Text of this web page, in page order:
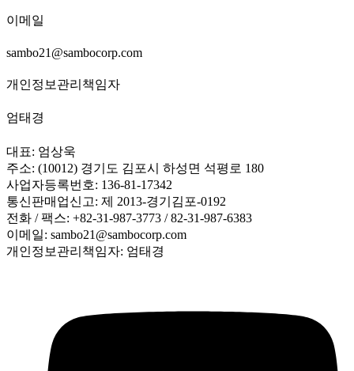
이메일
sambo21@sambocorp.com
개인정보관리책임자
엄태경
대표: 엄상욱
주소: (10012) 경기도 김포시 하성면 석평로 180
사업자등록번호: 136-81-17342
통신판매업신고: 제 2013-경기김포-0192
전화 / 팩스: +82-31-987-3773 / 82-31-987-6383
이메일: sambo21@sambocorp.com
개인정보관리책임자: 엄태경